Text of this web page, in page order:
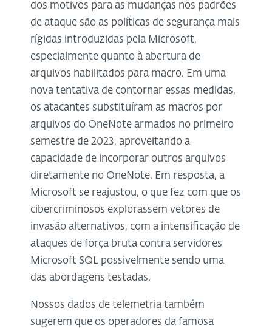
dos motivos para as mudanças nos padrões
de ataque são as políticas de segurança mais
rígidas introduzidas pela Microsoft,
especialmente quanto à abertura de
arquivos habilitados para macro. Em uma
nova tentativa de contornar essas medidas,
os atacantes substituíram as macros por
arquivos do OneNote armados no primeiro
semestre de 2023, aproveitando a
capacidade de incorporar outros arquivos
diretamente no OneNote. Em resposta, a
Microsoft se reajustou, o que fez com que os
cibercriminosos explorassem vetores de
invasão alternativos, com a intensificação de
ataques de força bruta contra servidores
Microsoft SQL possivelmente sendo uma
das abordagens testadas.
Nossos dados de telemetria também
sugerem que os operadores da famosa